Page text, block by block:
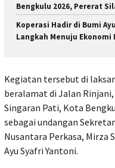
Bengkulu 2026, Pererat
Koperasi Hadir di Bumi
Langkah Menuju Ekonomi
Kegiatan tersebut di
beralamat di Jalan
Singaran Pati, Kota
sebagai undangan
Nusantara Perkasa, Mirza
Ayu Syafri Yantoni.